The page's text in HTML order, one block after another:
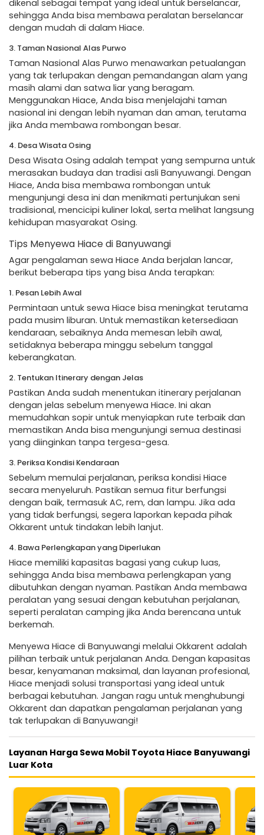
dikenal sebagai tempat yang ideal untuk berselancar,
sehingga Anda bisa membawa peralatan berselancar
dengan mudah di dalam Hiace.
3. Taman Nasional Alas Purwo
Taman Nasional Alas Purwo menawarkan petualangan
yang tak terlupakan dengan pemandangan alam yang
masih alami dan satwa liar yang beragam.
Menggunakan Hiace, Anda bisa menjelajahi taman
nasional ini dengan lebih nyaman dan aman, terutama
jika Anda membawa rombongan besar.
4. Desa Wisata Osing
Desa Wisata Osing adalah tempat yang sempurna untuk
merasakan budaya dan tradisi asli Banyuwangi. Dengan
Hiace, Anda bisa membawa rombongan untuk
mengunjungi desa ini dan menikmati pertunjukan seni
tradisional, mencicipi kuliner lokal, serta melihat langsung
kehidupan masyarakat Osing.
Tips Menyewa Hiace di Banyuwangi
Agar pengalaman sewa Hiace Anda berjalan lancar,
berikut beberapa tips yang bisa Anda terapkan:
1. Pesan Lebih Awal
Permintaan untuk sewa Hiace bisa meningkat terutama
pada musim liburan. Untuk memastikan ketersediaan
kendaraan, sebaiknya Anda memesan lebih awal,
setidaknya beberapa minggu sebelum tanggal
keberangkatan.
2. Tentukan Itinerary dengan Jelas
Pastikan Anda sudah menentukan itinerary perjalanan
dengan jelas sebelum menyewa Hiace. Ini akan
memudahkan sopir untuk menyiapkan rute terbaik dan
memastikan Anda bisa mengunjungi semua destinasi
yang diinginkan tanpa tergesa-gesa.
3. Periksa Kondisi Kendaraan
Sebelum memulai perjalanan, periksa kondisi Hiace
secara menyeluruh. Pastikan semua fitur berfungsi
dengan baik, termasuk AC, rem, dan lampu. Jika ada
yang tidak berfungsi, segera laporkan kepada pihak
Okkarent untuk tindakan lebih lanjut.
4. Bawa Perlengkapan yang Diperlukan
Hiace memiliki kapasitas bagasi yang cukup luas,
sehingga Anda bisa membawa perlengkapan yang
dibutuhkan dengan nyaman. Pastikan Anda membawa
peralatan yang sesuai dengan kebutuhan perjalanan,
seperti peralatan camping jika Anda berencana untuk
berkemah.
Menyewa Hiace di Banyuwangi melalui Okkarent adalah
pilihan terbaik untuk perjalanan Anda. Dengan kapasitas
besar, kenyamanan maksimal, dan layanan profesional,
Hiace menjadi solusi transportasi yang ideal untuk
berbagai kebutuhan. Jangan ragu untuk menghubungi
Okkarent dan dapatkan pengalaman perjalanan yang
tak terlupakan di Banyuwangi!
Layanan Harga Sewa Mobil Toyota Hiace Banyuwangi
Luar Kota